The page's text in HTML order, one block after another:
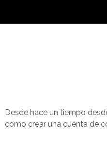
Desde hace un tiempo
cómo crear una cuenta de